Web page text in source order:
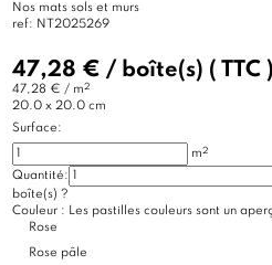
Nos mats sols et murs
ref: NT2025269
47,28 € / boîte(s) ( TTC )
47,28 € / m2
20.0 x 20.0 cm
Surface:
m2
Quantité:
boîte(s) ?
Couleur : Les pastilles couleurs sont un
Rose
Rose pâle